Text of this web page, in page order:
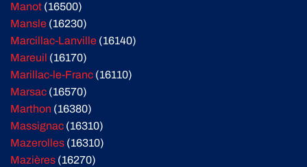
Manot (16500)
Mansle (16230)
Marcillac-Lanville (16140)
Mareuil (16170)
Marillac-le-Franc (16110)
Marsac (16570)
Marthon (16380)
Massignac (16310)
Mazerolles (16310)
Mazières (16270)